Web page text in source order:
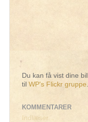
Du kan få vist dine
til WP's Flickr gruppe
KOMMENTARER
Indlæser...